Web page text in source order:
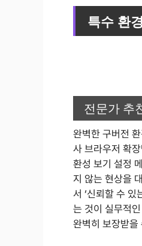
특수 환
전문가 추
완벽한 구버전
사 브라우저 확
환성 보기 설정
지 않는 현상을
서 ‘신뢰할 수 있
는 것이 실무적
완벽히 보장받을